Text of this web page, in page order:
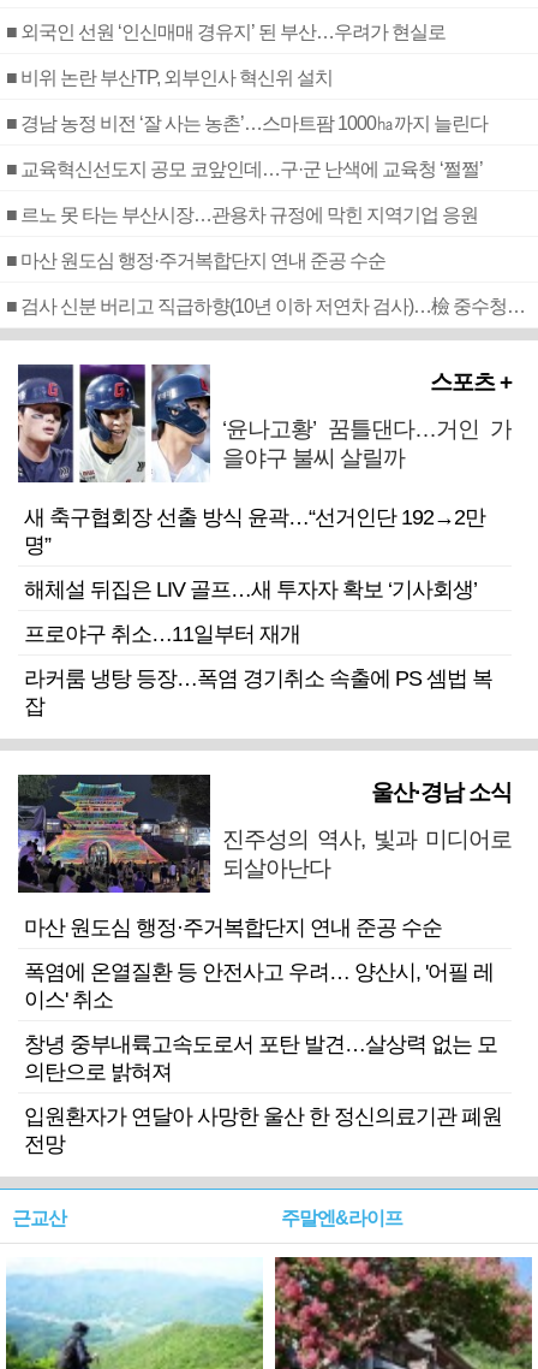
■ 외국인 선원 ‘인신매매 경유지’ 된 부산…우려가 현실로
■ 비위 논란 부산TP, 외부인사 혁신위 설치
■ 경남 농정 비전 ‘잘 사는 농촌’…스마트팜 1000㏊까지 늘린다
■ 교육혁신선도지 공모 코앞인데…구·군 난색에 교육청 ‘쩔쩔’
■ 르노 못 타는 부산시장…관용차 규정에 막힌 지역기업 응원
■ 마산 원도심 행정·주거복합단지 연내 준공 수순
■ 검사 신분 버리고 직급하향(10년 이하 저연차 검사)…檢 중수청행 기피
스포츠 +
‘윤나고황’ 꿈틀댄다…거인 가
을야구 불씨 살릴까
새 축구협회장 선출 방식 윤곽…“선거인단 192→2만
명”
해체설 뒤집은 LIV 골프…새 투자자 확보 ‘기사회생’
프로야구 취소…11일부터 재개
라커룸 냉탕 등장…폭염 경기취소 속출에 PS 셈법 복
잡
울산·경남 소식
진주성의 역사, 빛과 미디어로
되살아난다
마산 원도심 행정·주거복합단지 연내 준공 수순
폭염에 온열질환 등 안전사고 우려… 양산시, '어필 레
이스' 취소
창녕 중부내륙고속도로서 포탄 발견…살상력 없는 모
의탄으로 밝혀져
입원환자가 연달아 사망한 울산 한 정신의료기관 폐원
전망
근교산 주말엔&라이프